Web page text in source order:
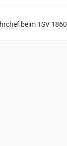
beim TSV